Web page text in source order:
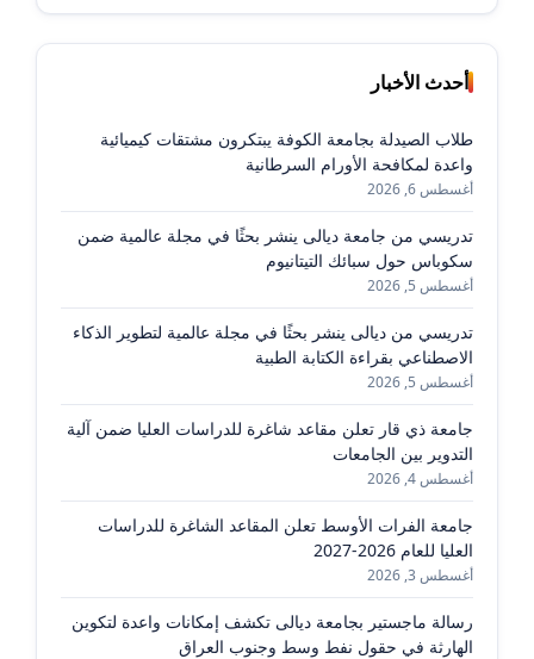
أحدث الأخبار
طلاب الصيدلة بجامعة الكوفة يبتكرون مشتقات كيميائية
واعدة لمكافحة الأورام السرطانية
أغسطس 6, 2026
تدريسي من جامعة ديالى ينشر بحثًا في مجلة عالمية ضمن
سكوباس حول سبائك التيتانيوم
أغسطس 5, 2026
تدريسي من ديالى ينشر بحثًا في مجلة عالمية لتطوير الذكاء
الاصطناعي بقراءة الكتابة الطبية
أغسطس 5, 2026
جامعة ذي قار تعلن مقاعد شاغرة للدراسات العليا ضمن آلية
التدوير بين الجامعات
أغسطس 4, 2026
جامعة الفرات الأوسط تعلن المقاعد الشاغرة للدراسات
العليا للعام 2026-2027
أغسطس 3, 2026
رسالة ماجستير بجامعة ديالى تكشف إمكانات واعدة لتكوين
الهارثة في حقول نفط وسط وجنوب العراق